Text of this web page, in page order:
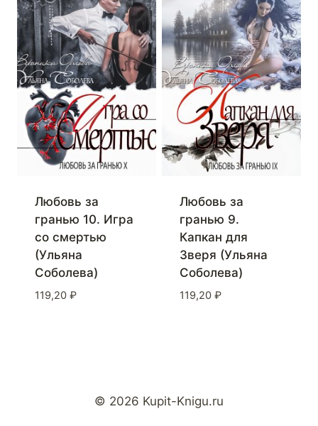
Любовь за
гранью 10. Игра
со смертью
(Ульяна
Соболева)
119,20 ₽
Любовь за
гранью 9.
Капкан для
Зверя (Ульяна
Соболева)
119,20 ₽
© 2026 Kupit-Knigu.ru